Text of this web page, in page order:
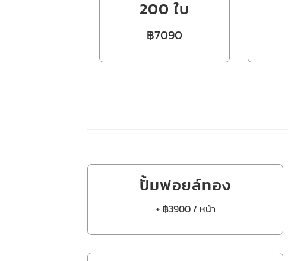
200 ใบ
฿7090
ปั้มฟอยล์ทอง
+ ฿3900 / หน้า